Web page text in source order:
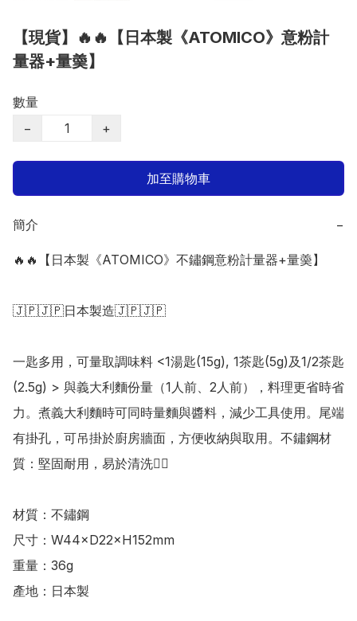
【現貨】🔥🔥【日本製《ATOMICO》意粉計
量器+量羮】
數量
−
+
加至購物車
簡介 −
🔥🔥【日本製《ATOMICO》不鏽鋼意粉計量器+量羮】
🇯🇵🇯🇵日本製造🇯🇵🇯🇵
一匙多用，可量取調味料 <1湯匙(15g), 1茶匙(5g)及1/2茶匙
(2.5g) > 與義大利麵份量（1人前、2人前），料理更省時省
力。煮義大利麵時可同時量麵與醬料，減少工具使用。尾端
有掛孔，可吊掛於廚房牆面，方便收納與取用。不鏽鋼材
質：堅固耐用，易於清洗👍🏻
材質：不鏽鋼
尺寸：W44×D22×H152mm
重量：36g
產地：日本製